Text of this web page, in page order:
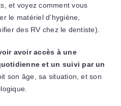
et voyez comment vous
le matériel d’hygiène,
des RV chez le dentiste).
avoir accès à une
et un suivi par un
son âge, sa situation, et son